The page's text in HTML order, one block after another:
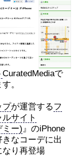
CuratedMediaで
。
プが運営するフ
ルサイト
ミー)』のiPhone
なコーデに出
り再登場